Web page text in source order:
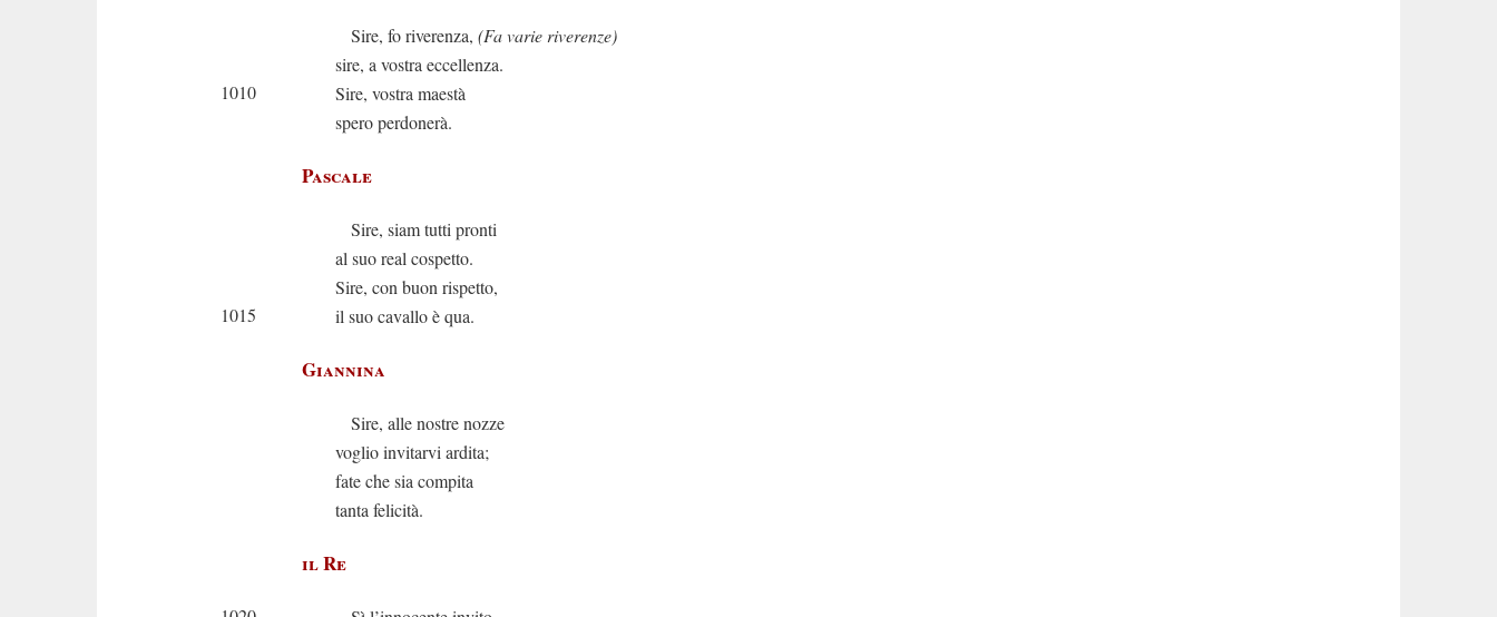
Sire, fo riverenza, (Fa varie riverenze)
sire, a vostra eccellenza.
1010
Sire, vostra maestà
spero perdonerà.
Pascale
Sire, siam tutti pronti
al suo real cospetto.
Sire, con buon rispetto,
1015
il suo cavallo è qua.
Giannina
Sire, alle nostre nozze
voglio invitarvi ardita;
fate che sia compita
tanta felicità.
il Re